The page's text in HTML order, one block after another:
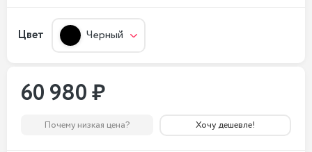
Цвет Черный
60 980 ₽
Почему низкая цена? Хочу дешевле!